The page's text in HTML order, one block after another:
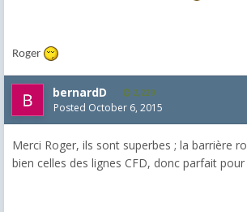
Roger
bernardD 2,229
Posted October 6, 2015
Merci Roger, ils sont superbes ; la barrière
bien celles des lignes CFD, donc parfait